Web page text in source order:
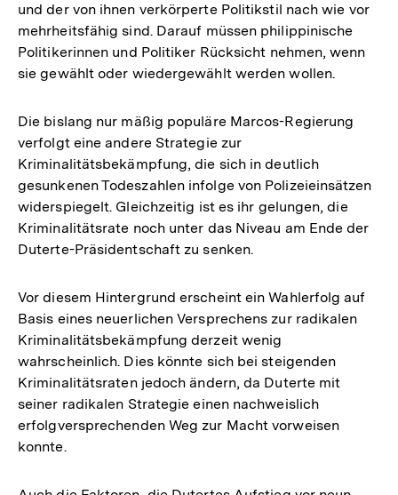
und der von ihnen verkörperte Politikstil nach wie vor
mehrheitsfähig sind. Darauf müssen philippinische
Politikerinnen und Politiker Rücksicht nehmen, wenn
sie gewählt oder wiedergewählt werden wollen.
Die bislang nur mäßig populäre Marcos-Regierung
verfolgt eine andere Strategie zur
Kriminalitätsbekämpfung, die sich in deutlich
gesunkenen Todeszahlen infolge von Polizeieinsätzen
widerspiegelt. Gleichzeitig ist es ihr gelungen, die
Kriminalitätsrate noch unter das Niveau am Ende der
Duterte-Präsidentschaft zu senken.
Vor diesem Hintergrund erscheint ein Wahlerfolg auf
Basis eines neuerlichen Versprechens zur radikalen
Kriminalitätsbekämpfung derzeit wenig
wahrscheinlich. Dies könnte sich bei steigenden
Kriminalitätsraten jedoch ändern, da Duterte mit
seiner radikalen Strategie einen nachweislich
erfolgversprechenden Weg zur Macht vorweisen
konnte.